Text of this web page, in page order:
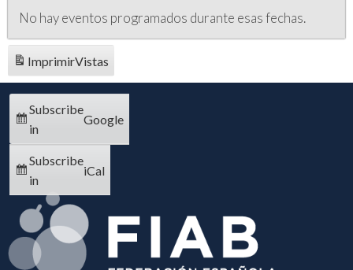
No hay eventos programados durante esas fechas.
Subscribe
in
Google
Subscribe
in
iCal
ImprimirVistas